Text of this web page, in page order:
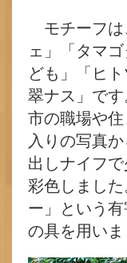
モチーフは
ェ」「タマ
ども」「ヒ
翠ナス」で
市の職場や
入りの写真
出しナイフで
彩色しまし
ー」という
の具を用いま